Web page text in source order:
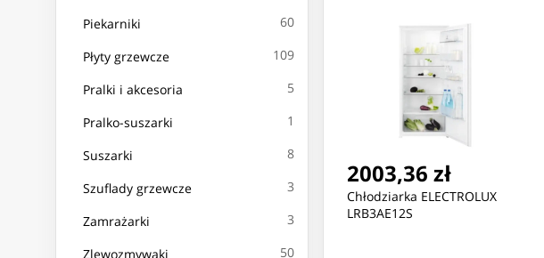
Piekarniki 60
Płyty grzewcze 109
Pralki i akcesoria 5
Pralko-suszarki 1
Suszarki 8
Szuflady grzewcze 3
Zamrażarki 3
Zlewozmywaki 50
2003,36 zł
Chłodziarka ELECTROLUX
LRB3AE12S